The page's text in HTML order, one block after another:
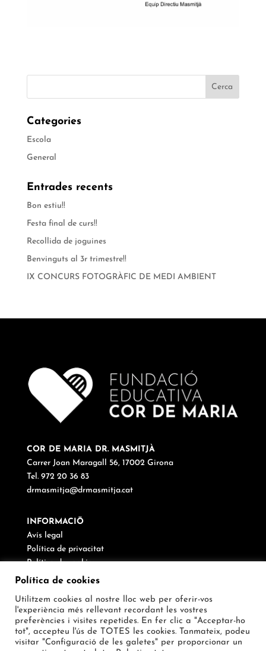
Categories
Escola
General
Entrades recents
Bon estiu!!
Festa final de curs!!
Recollida de joguines
Benvinguts al 3r trimestre!!
IX CONCURS FOTOGRÀFIC DE MEDI AMBIENT
COR DE MARIA DR. MASMITJÀ
Carrer Joan Maragall 56, 17002 Girona
Tel. 972 20 36 83
drmasmitja@drmasmitja.cat
INFORMACIÖ
Avís legal
Política de privacitat
Política de cookies
Canal de denúncies
SEGUEIX-NOS
Política de cookies
Utilitzem cookies al nostre lloc web per oferir-vos
l'experiència més rellevant recordant les vostres
preferències i visites repetides. En fer clic a "Acceptar-ho
tot", accepteu l'ús de TOTES les cookies. Tanmateix, podeu
visitar "Configuració de les galetes" per proporcionar un